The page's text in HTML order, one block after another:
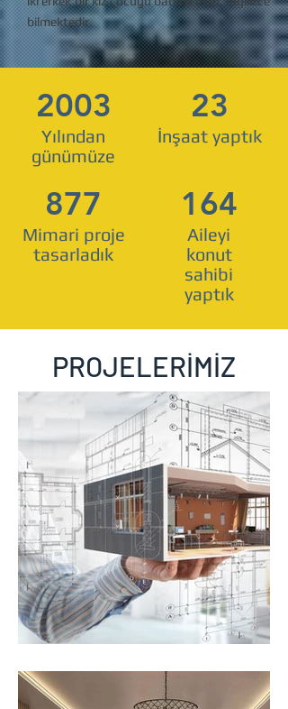
bilmektedir.
2003
Yılından
günümüze
877
Mimari proje
tasarladık
23
İnşaat yaptık
164
Aileyi
konut
sahibi
yaptık
PROJELERİMİZ